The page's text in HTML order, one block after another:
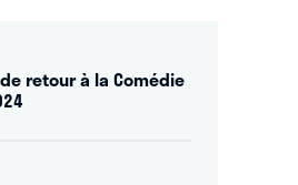
retour à la Comédie